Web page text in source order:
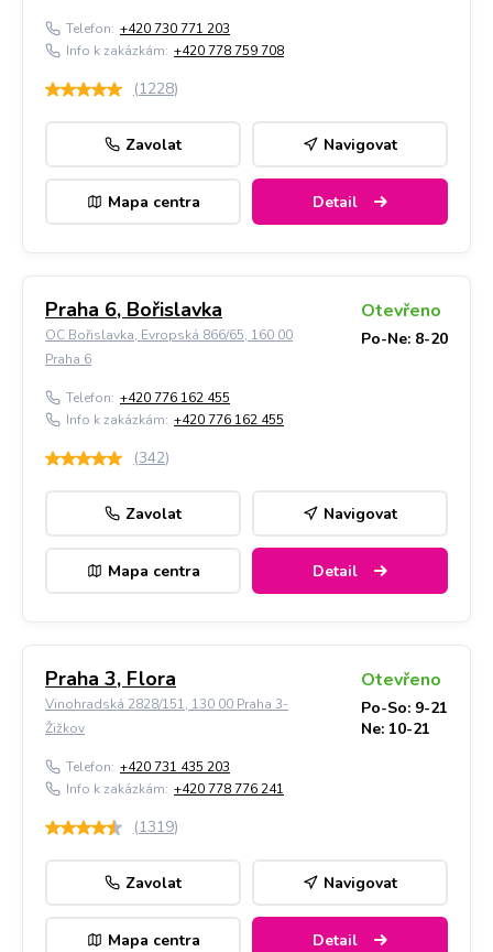
Telefon: +420 730 771 203
Info k zakázkám: +420 778 759 708
(1228)
Zavolat Navigovat
Mapa centra Detail
Praha 6, Bořislavka
OC Bořislavka, Evropská 866/65, 160 00
Praha 6
Otevřeno
Po-Ne: 8-20
Telefon: +420 776 162 455
Info k zakázkám: +420 776 162 455
(342)
Zavolat Navigovat
Mapa centra Detail
Praha 3, Flora
Vinohradská 2828/151, 130 00 Praha 3-
Žižkov
Otevřeno
Po-So: 9-21
Ne: 10-21
Telefon: +420 731 435 203
Info k zakázkám: +420 778 776 241
(1319)
Zavolat Navigovat
Mapa centra Detail